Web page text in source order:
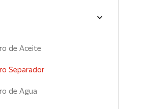
de Aceite
Separador
de Agua